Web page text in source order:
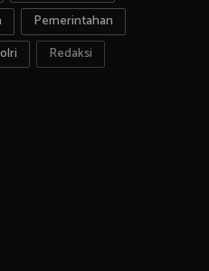
Pemerintahan
Redaksi